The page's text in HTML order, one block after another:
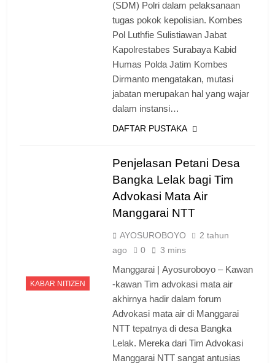
(SDM) Polri dalam pelaksanaan
tugas pokok kepolisian. Kombes
Pol Luthfie Sulistiawan Jabat
Kapolrestabes Surabaya Kabid
Humas Polda Jatim Kombes
Dirmanto mengatakan, mutasi
jabatan merupakan hal yang wajar
dalam instansi…
DAFTAR PUSTAKA
KABAR NITIZEN
Penjelasan Petani Desa
Bangka Lelak bagi Tim
Advokasi Mata Air
Manggarai NTT
AYOSUROBOYO
2 tahun
ago
0 3 mins
Manggarai | Ayosuroboyo – Kawan
-kawan Tim advokasi mata air
akhirnya hadir dalam forum
Advokasi mata air di Manggarai
NTT tepatnya di desa Bangka
Lelak. Mereka dari Tim Advokasi
Manggarai NTT sangat antusias